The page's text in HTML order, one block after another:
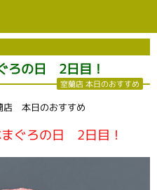
ろの日 2日目！
室蘭店 本日のおすすめ
店 本日のおすすめ
ぐろの日 2日目！